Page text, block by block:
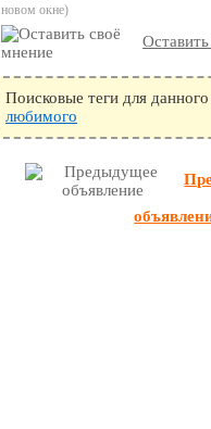
новом окне)
Поисковые теги для
любимого